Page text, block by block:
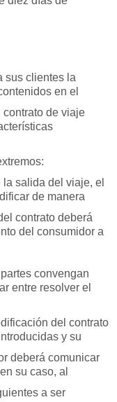
sus clientes la
en el
contrato de viaje
salida del viaje, el
de manera
contrato deberá
del consumidor a
convengan
entre resolver el
del contrato
y su
deberá comunicar
su caso, al
a ser